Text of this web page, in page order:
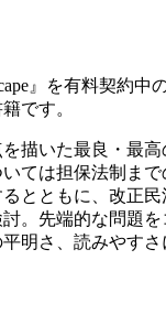
』を有料契約中
です。
描いた最良・最
ては担保法制ま
とともに、改正
。先端的な問題
明さ、読みやす